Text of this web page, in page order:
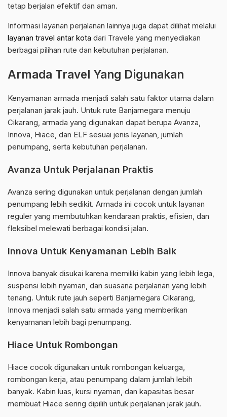
tetap berjalan efektif dan aman.
Informasi layanan perjalanan lainnya juga dapat dilihat melalui
layanan travel antar kota dari Travele yang menyediakan
berbagai pilihan rute dan kebutuhan perjalanan.
Armada Travel Yang Digunakan
Kenyamanan armada menjadi salah satu faktor utama dalam
perjalanan jarak jauh. Untuk rute Banjarnegara menuju
Cikarang, armada yang digunakan dapat berupa Avanza,
Innova, Hiace, dan ELF sesuai jenis layanan, jumlah
penumpang, serta kebutuhan perjalanan.
Avanza Untuk Perjalanan Praktis
Avanza sering digunakan untuk perjalanan dengan jumlah
penumpang lebih sedikit. Armada ini cocok untuk layanan
reguler yang membutuhkan kendaraan praktis, efisien, dan
fleksibel melewati berbagai kondisi jalan.
Innova Untuk Kenyamanan Lebih Baik
Innova banyak disukai karena memiliki kabin yang lebih lega,
suspensi lebih nyaman, dan suasana perjalanan yang lebih
tenang. Untuk rute jauh seperti Banjarnegara Cikarang,
Innova menjadi salah satu armada yang memberikan
kenyamanan lebih bagi penumpang.
Hiace Untuk Rombongan
Hiace cocok digunakan untuk rombongan keluarga,
rombongan kerja, atau penumpang dalam jumlah lebih
banyak. Kabin luas, kursi nyaman, dan kapasitas besar
membuat Hiace sering dipilih untuk perjalanan jarak jauh.